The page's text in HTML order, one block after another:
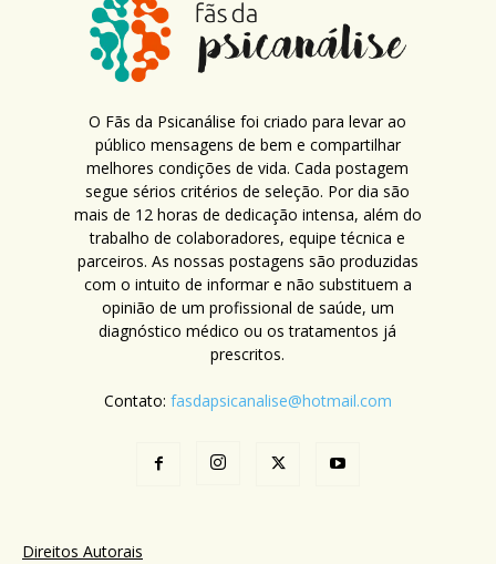
O Fãs da Psicanálise foi criado para levar ao
público mensagens de bem e compartilhar
melhores condições de vida. Cada postagem
segue sérios critérios de seleção. Por dia são
mais de 12 horas de dedicação intensa, além do
trabalho de colaboradores, equipe técnica e
parceiros. As nossas postagens são produzidas
com o intuito de informar e não substituem a
opinião de um profissional de saúde, um
diagnóstico médico ou os tratamentos já
prescritos.
Contato: fasdapsicanalise@hotmail.com
Direitos Autorais